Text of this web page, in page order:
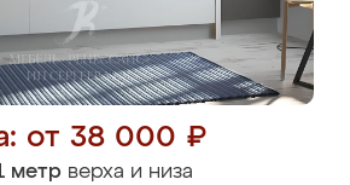
от 38 000 ₽
метрверха и низа